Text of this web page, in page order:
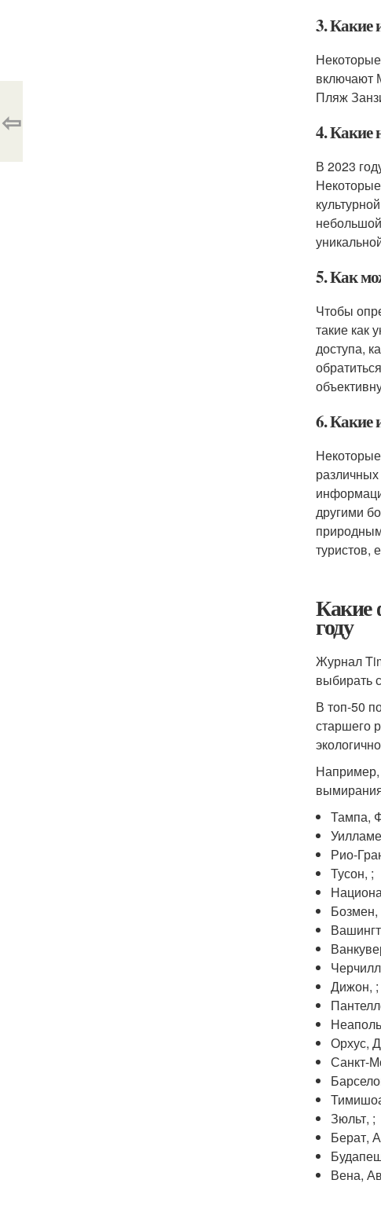
3. Какие
включают
Пляж
4. Какие
В 2023
5. Как
Чтобы
такие как
доступа,
6. Какие
другими
туристов,
Какие
году
Журнал
выбирать
В топ-50
старшего
Например,
Тампа,
Рио-
Тусон, ;
Дижон, ;
Орхус,
Санкт-
Зюльт, ;
Берат,
Вена,
⇦